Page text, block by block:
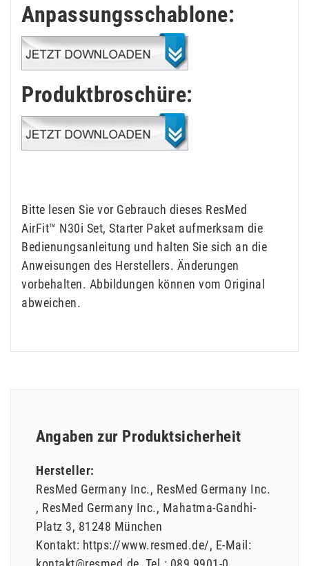
Anpassungsschablone:
Produktbroschüre:
Bitte lesen Sie vor Gebrauch dieses ResMed
AirFit™ N30i Set, Starter Paket aufmerksam die
Bedienungsanleitung und halten Sie sich an die
Anweisungen des Herstellers. Änderungen
vorbehalten. Abbildungen können vom Original
abweichen.
Angaben zur Produktsicherheit
Hersteller:
ResMed Germany Inc. ResMed Germany Inc.
ResMed Germany Inc. Mahatma-Gandhi-
Platz 3 81248 München
Kontakt: https://www.resmed.de/ E-Mail: